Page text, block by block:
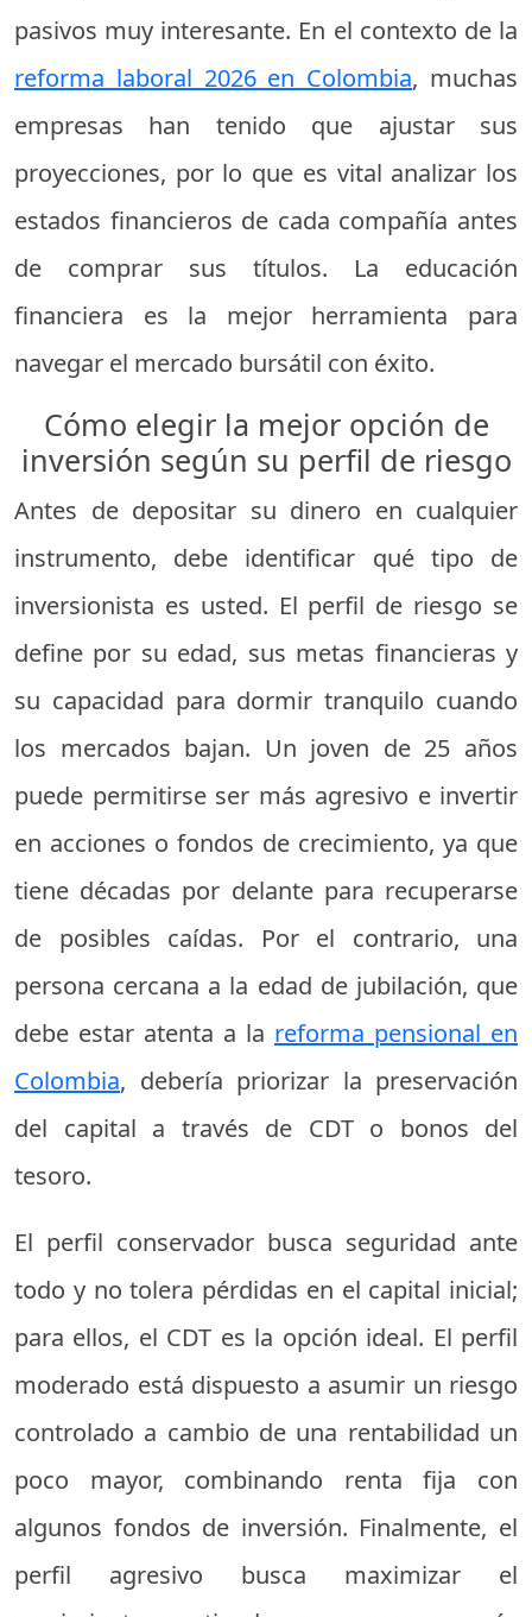
pasivos muy interesante. En el contexto de la
reforma laboral 2026 en Colombia, muchas
empresas han tenido que ajustar sus
proyecciones, por lo que es vital analizar los
estados financieros de cada compañía antes
de comprar sus títulos. La educación
financiera es la mejor herramienta para
navegar el mercado bursátil con éxito.
Cómo elegir la mejor opción de
inversión según su perfil de riesgo
Antes de depositar su dinero en cualquier
instrumento, debe identificar qué tipo de
inversionista es usted. El perfil de riesgo se
define por su edad, sus metas financieras y
su capacidad para dormir tranquilo cuando
los mercados bajan. Un joven de 25 años
puede permitirse ser más agresivo e invertir
en acciones o fondos de crecimiento, ya que
tiene décadas por delante para recuperarse
de posibles caídas. Por el contrario, una
persona cercana a la edad de jubilación, que
debe estar atenta a la reforma pensional en
Colombia, debería priorizar la preservación
del capital a través de CDT o bonos del
tesoro.
El perfil conservador busca seguridad ante
todo y no tolera pérdidas en el capital inicial;
para ellos, el CDT es la opción ideal. El perfil
moderado está dispuesto a asumir un riesgo
controlado a cambio de una rentabilidad un
poco mayor, combinando renta fija con
algunos fondos de inversión. Finalmente, el
perfil agresivo busca maximizar el